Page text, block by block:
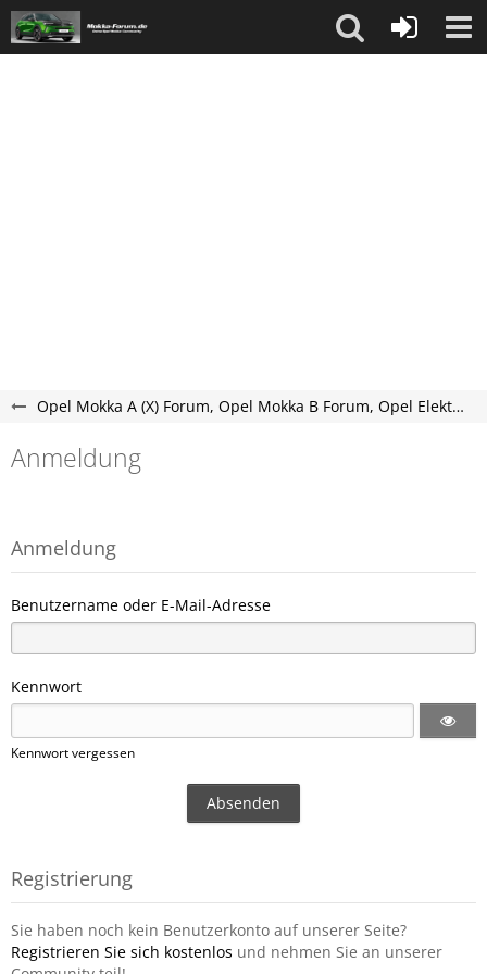
Opel Mokka A (X) Forum, Opel Mokka B Forum, Opel Elektro Mokka-e Forum
Anmeldung
Anmeldung
Benutzername oder E-Mail-Adresse
Kennwort
Kennwort vergessen
Registrierung
Sie haben noch kein Benutzerkonto auf unserer Seite?
Registrieren Sie sich kostenlos und nehmen Sie an unserer